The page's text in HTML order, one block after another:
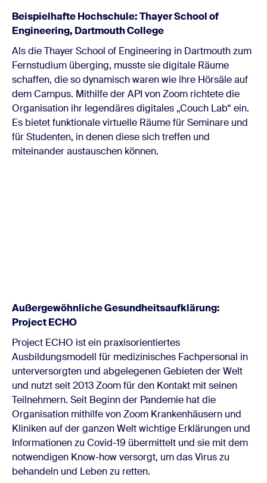
Beispielhafte Hochschule: Thayer School of
Engineering, Dartmouth College
Als die Thayer School of Engineering in Dartmouth zum
Fernstudium überging, musste sie digitale Räume
schaffen, die so dynamisch waren wie ihre Hörsäle auf
dem Campus. Mithilfe der API von Zoom richtete die
Organisation ihr legendäres digitales „Couch Lab“ ein.
Es bietet funktionale virtuelle Räume für Seminare und
für Studenten, in denen diese sich treffen und
miteinander austauschen können.
Außergewöhnliche Gesundheitsaufklärung:
Project ECHO
Project ECHO ist ein praxisorientiertes
Ausbildungsmodell für medizinisches Fachpersonal in
unterversorgten und abgelegenen Gebieten der Welt
und nutzt seit 2013 Zoom für den Kontakt mit seinen
Teilnehmern. Seit Beginn der Pandemie hat die
Organisation mithilfe von Zoom Krankenhäusern und
Kliniken auf der ganzen Welt wichtige Erklärungen und
Informationen zu Covid-19 übermittelt und sie mit dem
notwendigen Know-how versorgt, um das Virus zu
behandeln und Leben zu retten.